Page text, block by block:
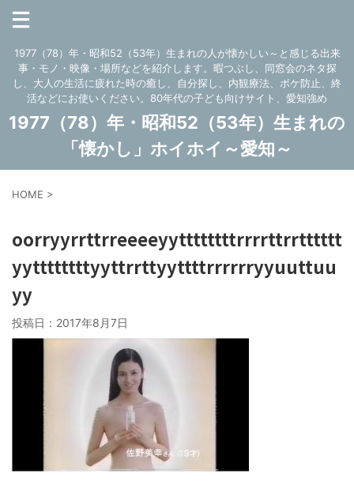
1977（78）年・昭和52（53年）生まれの人が懐かしい～と感じる出来
事・モノ・映像・場所などを紹介します。暇つぶし、同窓会のネタ探
し、大人の生活に疲れた時の癒し、自分探し、内観療法、ボケ防止、終
活などにお使いください。80年代の子ども向けサイト、愛知強め
1977（78）年・昭和52（53年）生まれの
「懐かし」ホイホイ～愛知～
HOME >
oorryyrrttrreeeeyyttttttttrrrrttrrtttttt
yyttttttttyyttrrttyyttttrrrrrryyuuttuu
yy
投稿日： 2017年8月7日